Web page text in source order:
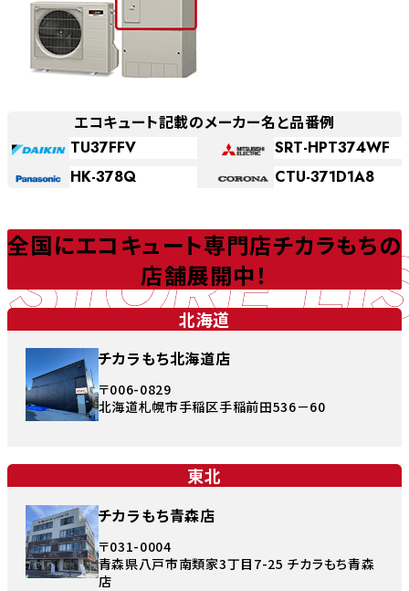
エコキュート記載のメーカー名と品番例
TU37FFV
SRT-HPT374WF
HK-378Q
CTU-371D1A8
STORE
全国にエコキュート専門店チカラもちの
店舗展開中！
北海道
チカラもち北海道店
〒006-0829
北海道札幌市手稲区手稲前田536－60
東北
チカラもち青森店
〒031-0004
青森県八戸市南類家3丁目7-25 チカラもち青森
店